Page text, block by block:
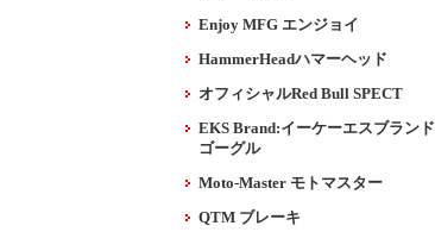
Enjoy MFG エンジョイ
HammerHeadハマーヘッド
オフィシャルRed Bull SPECT
EKS Brand:イーケーエスブランド
ゴーグル
Moto-Master モトマスター
QTM ブレーキ